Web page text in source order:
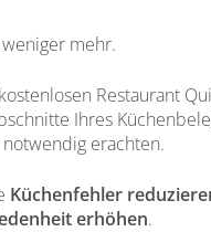
weniger mehr.
Restaurant
Ihres
erachten.
Küchenfehler
erhöhen.